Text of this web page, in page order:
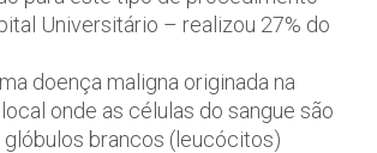
Universitário – realizou 27% do
doença maligna originada na
onde as células do sangue são
glóbulos brancos (leucócitos)